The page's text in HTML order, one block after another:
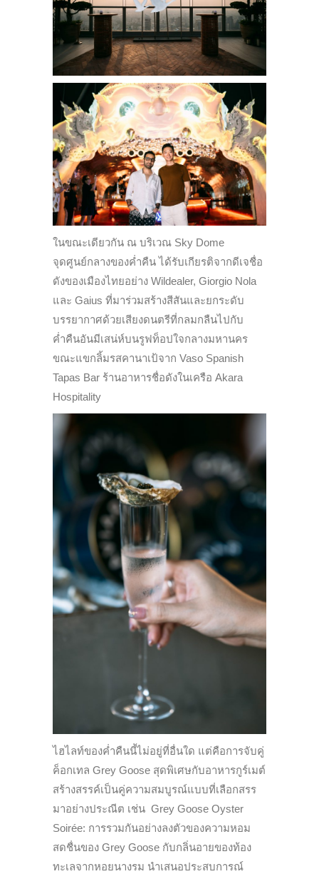
ในขณะเดียวกัน ณ บริเวณ Sky Dome
จุดศูนย์กลางของค่ำคืน ได้รับเกียรติจากดีเจชื่อ
ดังของเมืองไทยอย่าง Wildealer, Giorgio Nola
และ Gaius ที่มาร่วมสร้างสีสันและยกระดับ
บรรยากาศด้วยเสียงดนตรีที่กลมกลืนไปกับ
ค่ำคืนอันมีเสน่ห์บนรูฟท็อปใจกลางมหานคร
ขณะแขกลิ้มรสคานาเป้จาก Vaso Spanish
Tapas Bar ร้านอาหารชื่อดังในเครือ Akara
Hospitality
ไฮไลท์ของค่ำคืนนี้ไม่อยู่ที่อื่นใด แต่คือการจับคู่
ค็อกเทล Grey Goose สุดพิเศษกับอาหารกูร์เมต์
สร้างสรรค์เป็นคู่ความสมบูรณ์แบบที่เลือกสรร
มาอย่างประณีต เช่น Grey Goose Oyster
Soirée: การรวมกันอย่างลงตัวของความหอม
สดชื่นของ Grey Goose กับกลิ่นอายของท้อง
ทะเลจากหอยนางรม นำเสนอประสบการณ์